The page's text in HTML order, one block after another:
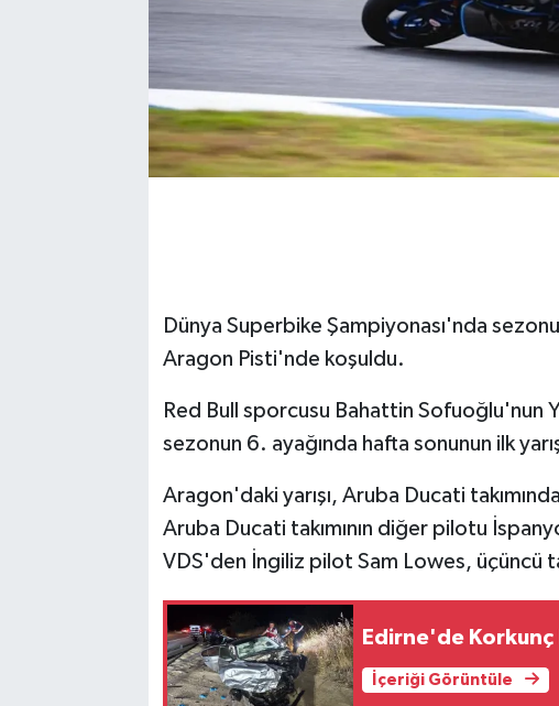
Dünya Superbike Şampiyonası'nda
Aragon Pisti'nde koşuldu.
Red Bull sporcusu Bahattin Sofuoğlu'nun
sezonun 6. ayağında hafta sonunun ilk
Aragon'daki yarışı, Aruba Ducati
Aruba Ducati takımının diğer pilotu
VDS'den İngiliz pilot Sam Lowes, üçüncü
Edirne'de Korkunç
İçeriği Görüntüle